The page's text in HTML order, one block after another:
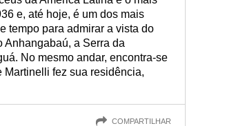
e, até hoje, é um dos mais
tempo para admirar a vista do
Anhangabaú, a Serra da
No mesmo andar, encontra-se
fez sua residência,
COMPARTILHAR